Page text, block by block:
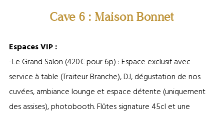
Cave 6 : Maison Bonnet
Espaces VIP :
-Le Grand Salon (420€ pour 6p) : Espace exclusif avec
service à table (Traiteur Branche), DJ, dégustation de nos
cuvées, ambiance lounge et espace détente (uniquement
des assises), photobooth. Flûtes signature 45cl et une